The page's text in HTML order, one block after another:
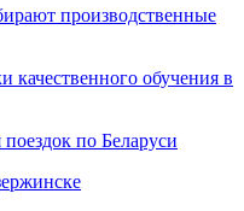
производственные
качественного обучения в
по Беларуси